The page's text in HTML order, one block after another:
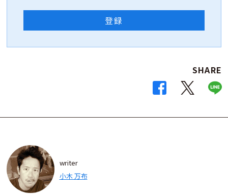
登録
SHARE
writer
小木 万布